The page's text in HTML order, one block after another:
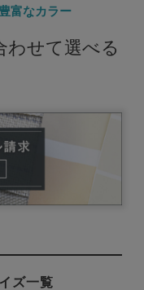
富なカラー
わせて選べる
ズ一覧